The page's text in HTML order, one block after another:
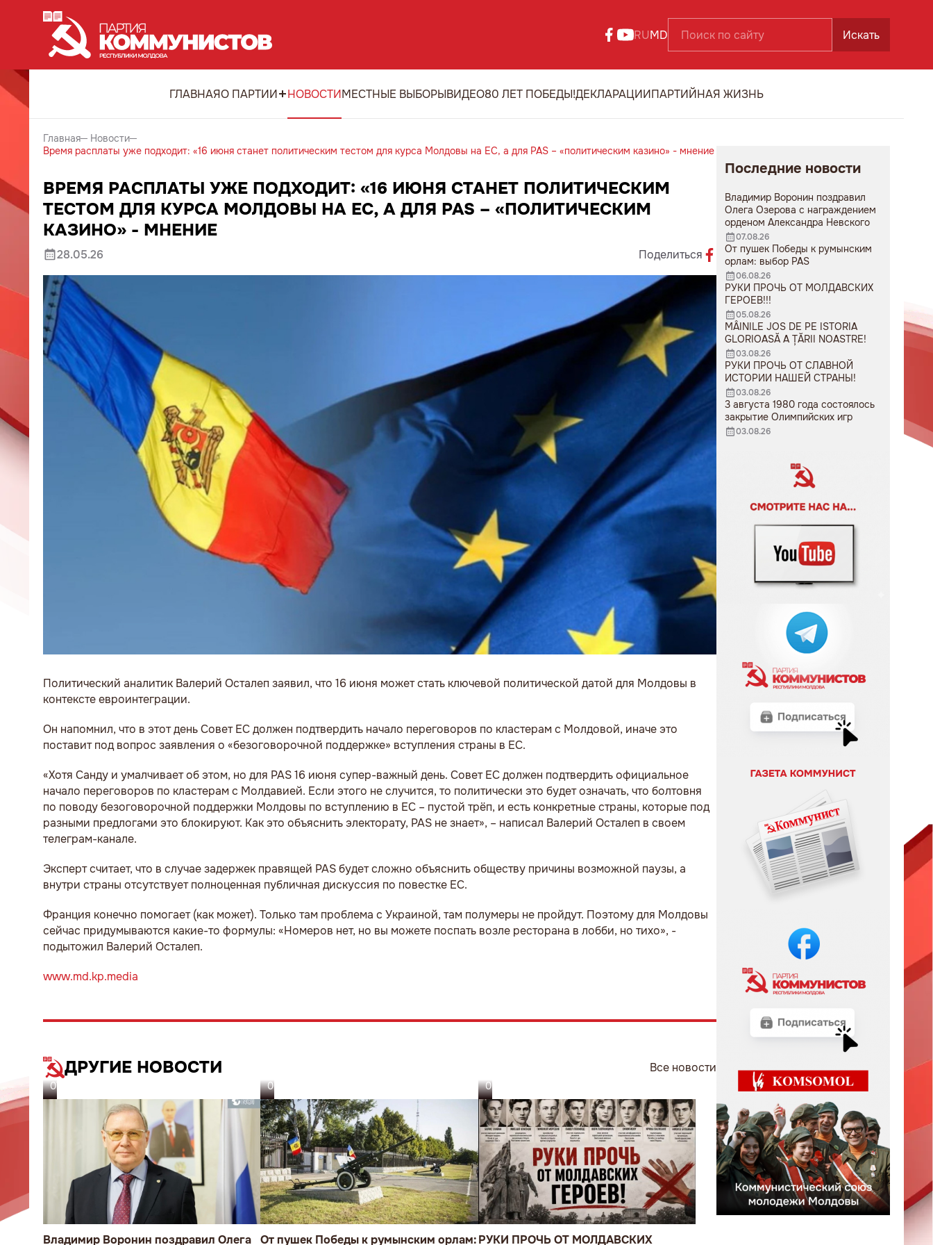
RUMD Искать
ГЛАВНАЯО ПАРТИИ НОВОСТИМЕСТНЫЕ ВЫБОРЫВИДЕО80 ЛЕТ ПОБЕДЫ!ДЕКЛАРАЦИИПАРТИЙНАЯ ЖИЗНЬ
Главная
Новости
Время расплаты уже подходит: «16 июня станет политическим тестом для курса Молдовы на ЕС, а для PAS – «политическим казино» - мнение
ВРЕМЯ РАСПЛАТЫ УЖЕ ПОДХОДИТ: «16 ИЮНЯ СТАНЕТ ПОЛИТИЧЕСКИМ
ТЕСТОМ ДЛЯ КУРСА МОЛДОВЫ НА ЕС, А ДЛЯ PAS – «ПОЛИТИЧЕСКИМ
КАЗИНО» - МНЕНИЕ
28.05.26 Поделиться
Политический аналитик Валерий Осталеп заявил, что 16 июня может стать ключевой политической датой для Молдовы в
контексте евроинтеграции.
Он напомнил, что в этот день Совет ЕС должен подтвердить начало переговоров по кластерам с Молдовой, иначе это
поставит под вопрос заявления о «безоговорочной поддержке» вступления страны в ЕС.
«Хотя Санду и умалчивает об этом, но для PAS 16 июня супер-важный день. Совет ЕС должен подтвердить официальное
начало переговоров по кластерам с Молдавией. Если этого не случится, то политически это будет означать, что болтовня
по поводу безоговорочной поддержки Молдовы по вступлению в ЕС – пустой трёп, и есть конкретные страны, которые под
разными предлогами это блокируют. Как это объяснить электорату, PAS не знает», – написал Валерий Осталеп в своем
телеграм-канале.
Эксперт считает, что в случае задержек правящей PAS будет сложно объяснить обществу причины возможной паузы, а
внутри страны отсутствует полноценная публичная дискуссия по повестке ЕС.
Франция конечно помогает (как может). Только там проблема с Украиной, там полумеры не пройдут. Поэтому для Молдовы
сейчас придумываются какие-то формулы: «Номеров нет, но вы можете поспать возле ресторана в лобби, но тихо», -
подытожил Валерий Осталеп.
www.md.kp.media
ДРУГИЕ НОВОСТИ Все новости
07.08.26
Владимир Воронин поздравил Олега
06.08.26
От пушек Победы к румынским орлам:
05.08.26
РУКИ ПРОЧЬ ОТ МОЛДАВСКИХ
Последние новости
Владимир Воронин поздравил
Олега Озерова с награждением
орденом Александра Невского
07.08.26
От пушек Победы к румынским
орлам: выбор PAS
06.08.26
РУКИ ПРОЧЬ ОТ МОЛДАВСКИХ
ГЕРОЕВ!!!
05.08.26
MÂINILE JOS DE PE ISTORIA
GLORIOASĂ A ȚĂRII NOASTRE!
03.08.26
РУКИ ПРОЧЬ ОТ СЛАВНОЙ
ИСТОРИИ НАШЕЙ СТРАНЫ!
03.08.26
3 августа 1980 года состоялось
закрытие Олимпийских игр
03.08.26